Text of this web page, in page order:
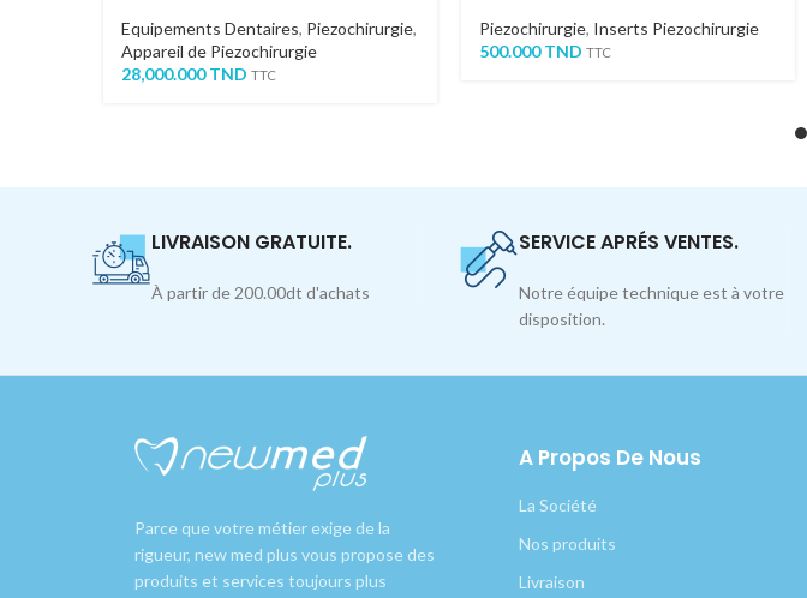
Equipements Dentaires, Piezochirurgie,
Appareil de Piezochirurgie
28,000.000TND TTC
Piezochirurgie, Inserts Piezochirurgie
500.000TND TTC
LIVRAISON GRATUITE.
À partir de 200.00dt d'achats
SERVICE APRÉS VENTES.
Notre équipe technique est à votre
disposition.
Parce que votre métier exige de la
rigueur, new med plus vous propose des
produits et services toujours plus
A Propos De Nous
La Société
Nos produits
Livraison